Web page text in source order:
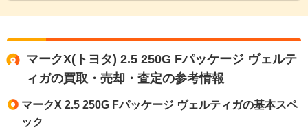
マークX(トヨタ) 2.5 250G Fパッケージ ヴェルテ
ィガの買取・売却・査定の参考情報
マークX 2.5 250G Fパッケージ ヴェルティガの基本スペ
ック